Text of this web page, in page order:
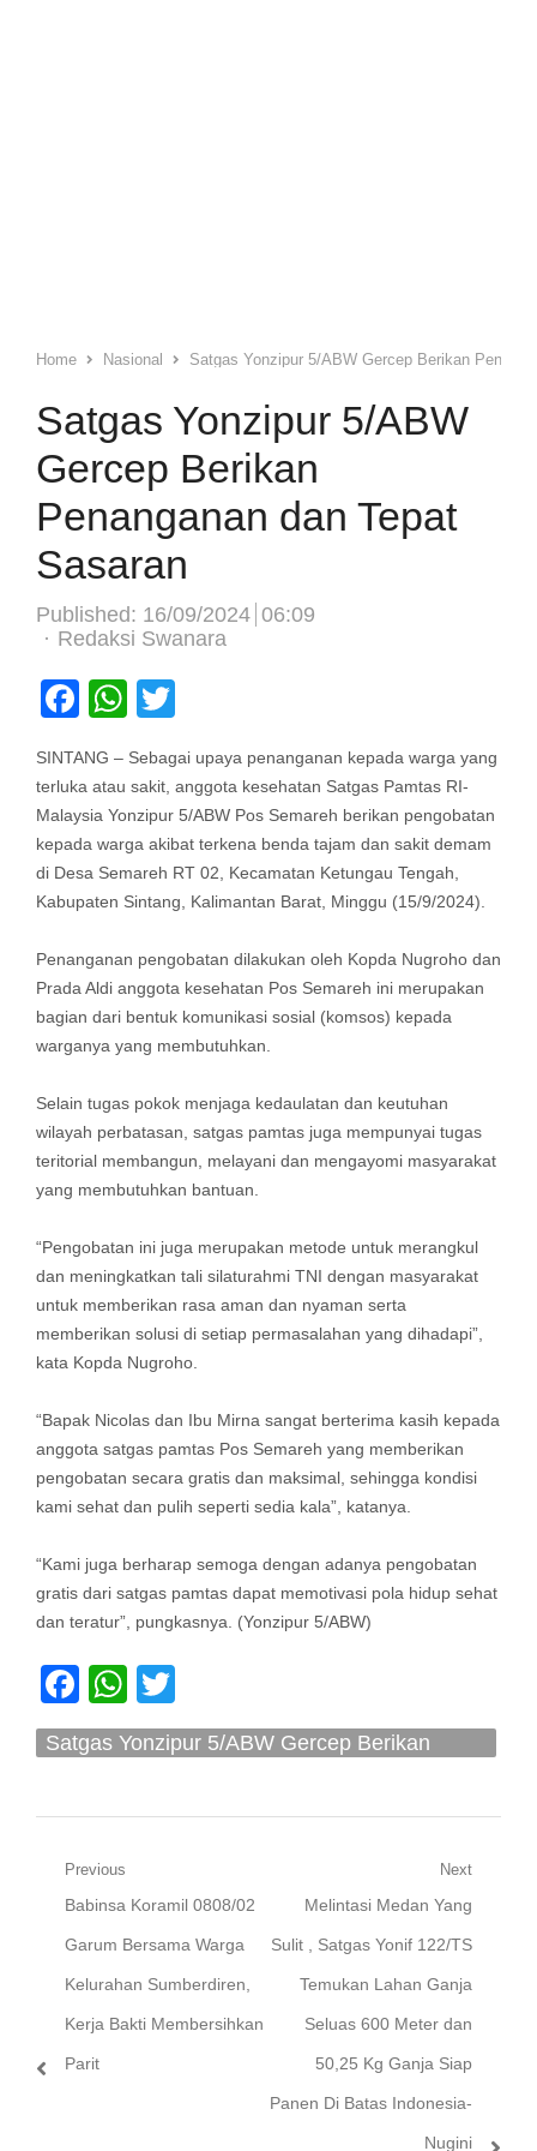
Home Nasional Satgas Yonzipur 5/ABW Gercep Berikan
Satgas Yonzipur 5/ABW
Gercep Berikan
Penanganan dan Tepat
Sasaran
Published: 16/09/2024 06:09
Author
Redaksi Swanara
Facebook
WhatsApp
SINTANG – Sebagai upaya penanganan kepada warga yang
terluka atau sakit, anggota kesehatan Satgas Pamtas RI-
Malaysia Yonzipur 5/ABW Pos Semareh berikan pengobatan
kepada warga akibat terkena benda tajam dan sakit demam
di Desa Semareh RT 02, Kecamatan Ketungau Tengah,
Kabupaten Sintang, Kalimantan Barat, Minggu (15/9/2024).
Penanganan pengobatan dilakukan oleh Kopda Nugroho dan
Prada Aldi anggota kesehatan Pos Semareh ini merupakan
bagian dari bentuk komunikasi sosial (komsos) kepada
warganya yang membutuhkan.
Selain tugas pokok menjaga kedaulatan dan keutuhan
wilayah perbatasan, satgas pamtas juga mempunyai tugas
teritorial membangun, melayani dan mengayomi masyarakat
yang membutuhkan bantuan.
“Pengobatan ini juga merupakan metode untuk merangkul
dan meningkatkan tali silaturahmi TNI dengan masyarakat
untuk memberikan rasa aman dan nyaman serta
memberikan solusi di setiap permasalahan yang dihadapi”,
kata Kopda Nugroho.
“Bapak Nicolas dan Ibu Mirna sangat berterima kasih kepada
anggota satgas pamtas Pos Semareh yang memberikan
pengobatan secara gratis dan maksimal, sehingga kondisi
kami sehat dan pulih seperti sedia kala”, katanya.
“Kami juga berharap semoga dengan adanya pengobatan
gratis dari satgas pamtas dapat memotivasi pola hidup sehat
dan teratur”, pungkasnya. (Yonzipur 5/ABW)
Facebook
WhatsApp
Satgas Yonzipur 5/ABW Gercep Berikan
Navigasi
pos
Previous
Previous
post:
Babinsa Koramil 0808/02
Garum Bersama Warga
Kelurahan Sumberdiren,
Kerja Bakti Membersihkan
Parit
Next
Next
post:
Melintasi Medan Yang
Sulit , Satgas Yonif 122/TS
Temukan Lahan Ganja
Seluas 600 Meter dan
50,25 Kg Ganja Siap
Panen Di Batas Indonesia-
Nugini